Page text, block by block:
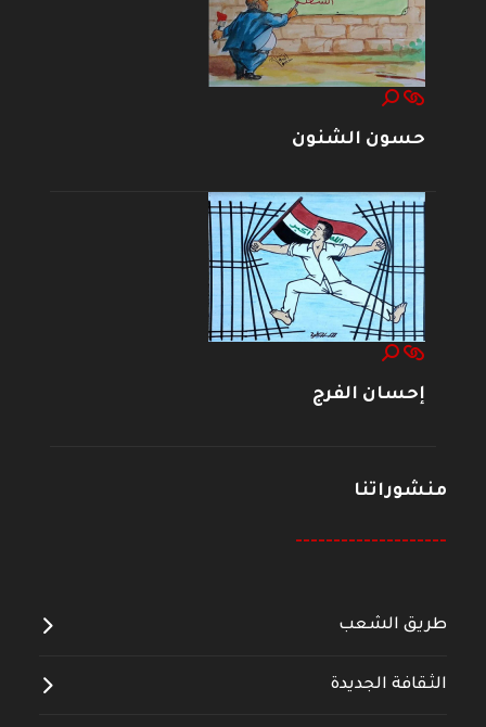
حسون الشنون
إحسان الفرج
منشوراتنا
--------------------
طريق الشعب
الثقافة الجديدة